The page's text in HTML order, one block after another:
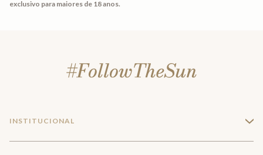
exclusivo para maiores de 18 anos.
INSTITUCIONAL +